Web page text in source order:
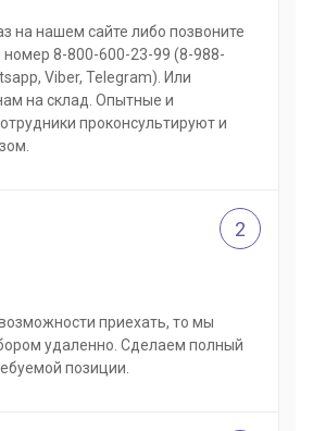
на нашем сайте либо позвоните
номер 8-800-600-23-99 (8-988-
Viber, Telegram). Или
на склад. Опытные и
проконсультируют и
2
приехать, то мы
удаленно. Сделаем полный
позиции.